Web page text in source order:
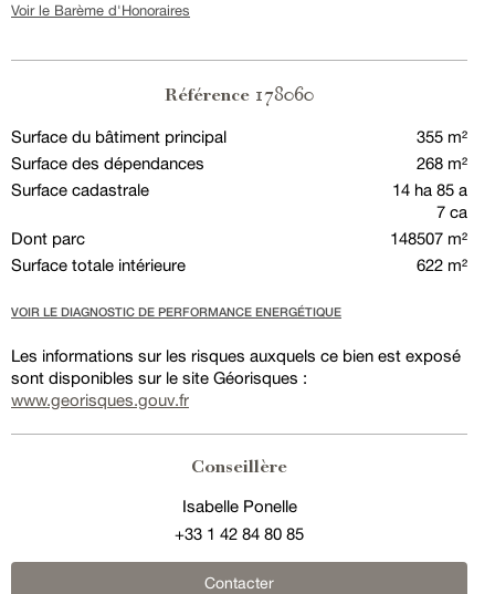
Voir le Barème d'Honoraires
Référence 178060
Surface du bâtiment principal
355 m²
Surface des dépendances
268 m²
Surface cadastrale
14 ha 85 a
7 ca
Dont parc
148507 m²
Surface totale intérieure
622 m²
VOIR LE DIAGNOSTIC DE PERFORMANCE ENERGÉTIQUE
Les informations sur les risques auxquels ce bien est exposé
sont disponibles sur le site Géorisques :
www.georisques.gouv.fr
Conseillère
Isabelle Ponelle
+33 1 42 84 80 85
Contacter